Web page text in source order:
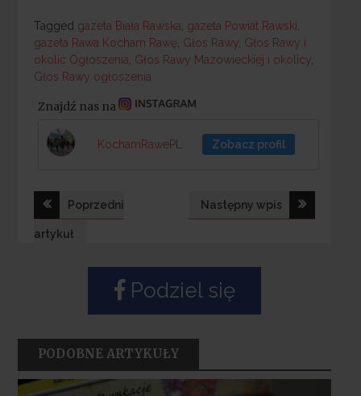
Tagged
Tagged gazeta Biała Rawska gazeta Powiat Rawski
gazeta Rawa Kocham Rawę, Głos Rawy, Głos Rawy i
okolic Ogłoszenia Głos Rawy Mazowieckiej i okolicy,
Głos Rawy ogłoszenia
Znajdź nas na
KochamRawePL Zobacz profil
Nawigacja
wpisu
Poprzedni
artykuł
Następny wpis
Podziel się
PODOBNE ARTYKUŁY